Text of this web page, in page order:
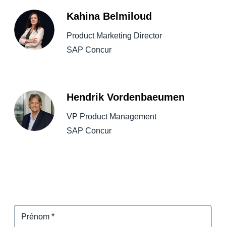
Kahina Belmiloud
Product Marketing Director
SAP Concur
Hendrik Vordenbaeumen
VP Product Management
SAP Concur